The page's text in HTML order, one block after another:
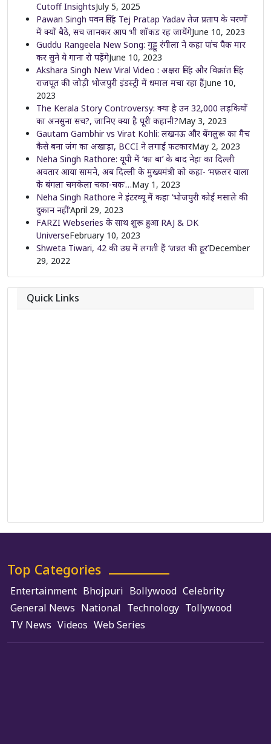
Cutoff InsightsJuly 5, 2025
Pawan Singh पवन सिंह Tej Pratap Yadav तेज प्रताप के चरणों
में क्यों बैठे, सच जानकर आप भी शॉकड रह जायेंगेJune 10, 2023
Guddu Rangeela New Song: गुड्डू रंगीला ने कहा पांच पैक मार
कर सुने ये गाना रो पड़ेंगेJune 10, 2023
Akshara Singh New Viral Video : अक्षरा सिंह और विक्रांत सिंह
राजपूत की जोड़ी भोजपुरी इंडस्ट्री में धमाल मचा रहा हैंJune 10,
2023
The Kerala Story Controversy: क्या है उन 32,000 लड़कियों
का अनसुना सच?, जानिए क्या है पूरी कहानी?May 3, 2023
Gautam Gambhir vs Virat Kohli: लखनऊ और बेंगलुरू का मैच
कैसे बना जंग का अखाड़ा, BCCI ने लगाई फटकारMay 2, 2023
Neha Singh Rathore: यूपी में ‘का बा’ के बाद नेहा का दिल्ली
अवतार आया सामने, अब दिल्ली के मुख्यमंत्री को कहा- ‘मफ़लर वाला
के बंगला चमकेला चका-चक’…May 1, 2023
Neha Singh Rathore ने इंटरव्यू में कहा ‘भोजपुरी कोई मसाले की
दुकान नहीं’April 29, 2023
FARZI Webseries के साथ शुरू हुआ RAJ & DK
UniverseFebruary 10, 2023
Shweta Tiwari, 42 की उम्र में लगती हैं ‘जन्नत की हूर’December
29, 2022
Quick Links
Top Categories
Entertainment Bhojpuri Bollywood Celebrity
General News National Technology Tollywood
TV News Videos Web Series